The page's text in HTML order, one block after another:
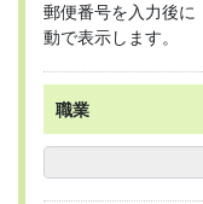
郵便番号を入力後に
動で表示します。
職業